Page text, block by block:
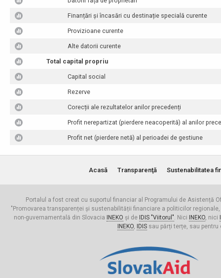
Finanțări și încasări cu destinație specială curente
Provizioane curente
Alte datorii curente
Total capital propriu
Capital social
Rezerve
Corecții ale rezultatelor anilor precedenți
Profit nerepartizat (pierdere neacoperită) al anilor
Profit net (pierdere netă) al perioadei de gestiune
Acasă Transparenţă Sustenabilitatea
Portalul a fost creat cu suportul financiar al Programului de Asistență
"Promovarea transparenței și sustenabilității financiare a politicilor
non-guvernamentală din Slovacia
INEKO și de IDIS "Viitorul". Nici INEKO, nici
INEKO, IDISsau părți terțe, sau pentru